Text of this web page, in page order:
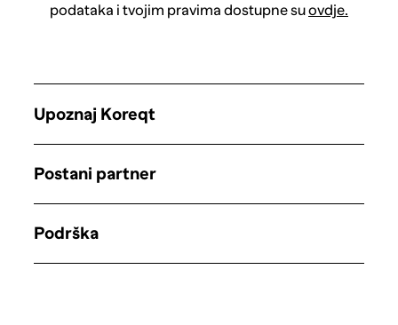
podataka i tvojim pravima dostupne suovdje.
Upoznaj Koreqt
Postani partner
Podrška